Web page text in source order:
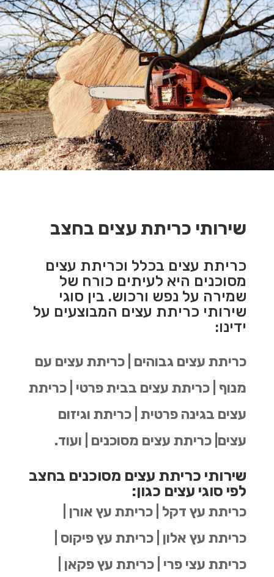
שירותי כריתת עצים בחצב
כריתת עצים בכלל וכריתת עצים
מסוכנים היא לעיתים כורח של
שמירה על נפש ורכוש. בין סוגי
שירותי כריתת עצים המבוצעים על
ידינו:
כריתת עצים גבוהים | כריתת עצים עם
מנוף | כריתת עצים בבית פרטי | כריתת
עצים בגינה פרטית | כריתת וגיזום
עצים| כריתת עצים מסוכנים | ועוד.
שירותי כריתת עצים מסוכנים בחצב
לפי סוגי עצים כגון:
כריתת עץ דקל | כריתת עץ אורן |
כריתת עץ אלון | כריתת עץ פיקוס |
כריתת עצי פרי | כריתת עץ פקאן |